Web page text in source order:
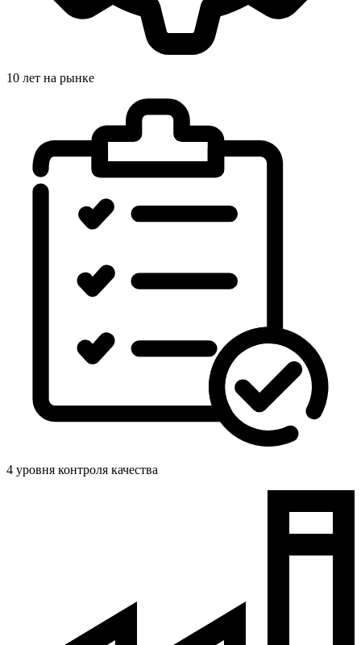
10 лет на рынке
4 уровня контроля качества